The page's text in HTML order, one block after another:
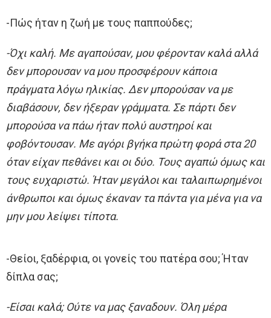
-Πώς ήταν η ζωή με τους παππούδες;
-Όχι καλή. Με αγαπούσαν, μου φέρονταν καλά αλλά
δεν μπορουσαν να μου προσφέρουν κάποια
πράγματα λόγω ηλικίας. Δεν μπορούσαν να με
διαβάσουν, δεν ήξεραν γράμματα. Σε πάρτι δεν
μπορούσα να πάω ήταν πολύ αυστηροί και
φοβόντουσαν. Με αγόρι βγήκα πρώτη φορά στα 20
όταν είχαν πεθάνει και οι δύο. Τους αγαπώ όμως και
τους ευχαριστώ. Ήταν μεγάλοι και ταλαιπωρημένοι
άνθρωποι και όμως έκαναν τα πάντα για μένα για να
μην μου λείψει τίποτα.
-Θείοι, ξαδέρφια, οι γονείς του πατέρα σου; Ήταν
δίπλα σας;
-Είσαι καλά; Ούτε να μας ξαναδουν. Όλη μέρα